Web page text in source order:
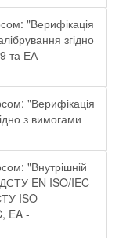
"Верифікація
згідно
та ЕА-
"Верифікація
з вимогами
"Внутрішній
ДСТУ EN ISO/IEC
ISO
EA -